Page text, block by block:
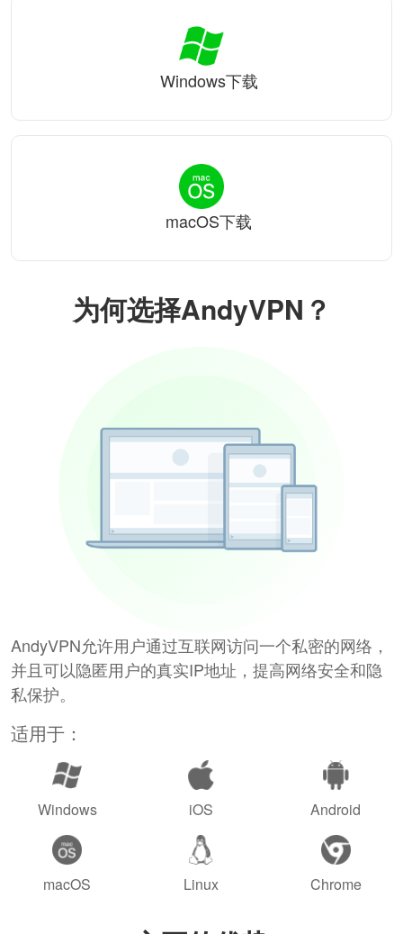
为何选择AndyVPN？
AndyVPN允许用户通过互联网访问一个私密的网络，
并且可以隐匿用户的真实IP地址，提高网络安全和隐
私保护。
适用于：
Windows iOS Android
macOS Linux Chrome
Windows下载
macOS下载